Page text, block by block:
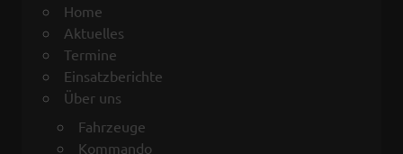
Home
Aktuelles
Termine
Einsatzberichte
Über uns
Fahrzeuge
Kommando